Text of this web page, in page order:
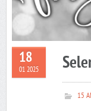
18
01 2025
15